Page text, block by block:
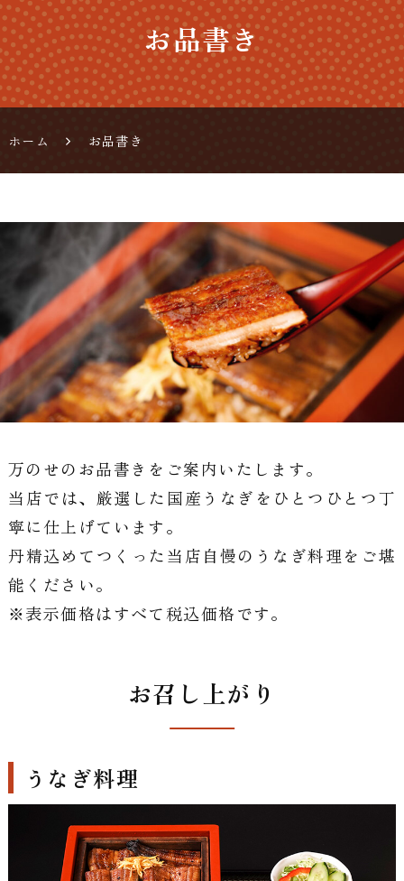
お品書き
ホーム お品書き
万のせのお品書きをご案内いたします。
当店では、厳選した国産うなぎをひとつひとつ丁
寧に仕上げています。
丹精込めてつくった当店自慢のうなぎ料理をご堪
能ください。
※表示価格はすべて税込価格です。
お召し上がり
うなぎ料理